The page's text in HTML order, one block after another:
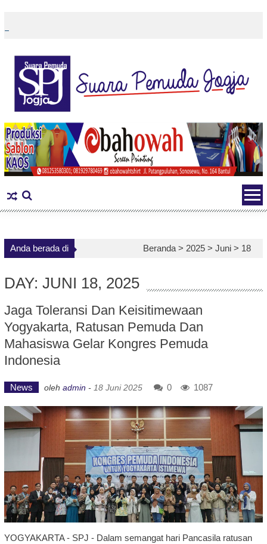
content
Anda berada di Beranda > 2025 >Juni > 18
DAY: JUNI 18, 2025
Jaga Toleransi Dan Keisitimewaan
Yogyakarta, Ratusan Pemuda Dan
Mahasiswa Gelar Kongres Pemuda
Indonesia
News oleh admin - 18 Juni 2025 0 1087
YOGYAKARTA - SPJ - Dalam semangat hari Pancasila ratusan